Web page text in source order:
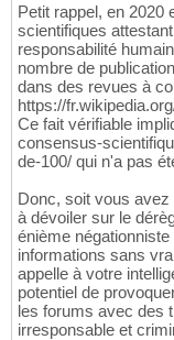
Petit rappel, en 2020
scientifiques
responsabilité
nombre de
dans des revues à
https://
Ce fait vérifiable
consensus-
de-100/ qui n'a pas
Donc, soit vous
à dévoiler sur le
énième
informations sans
appelle à votre
potentiel de
les forums avec des
irresponsable et